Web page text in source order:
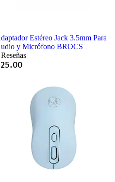
Estéreo Jack 3.5mm Para
y Micrófono BROCS
25.00